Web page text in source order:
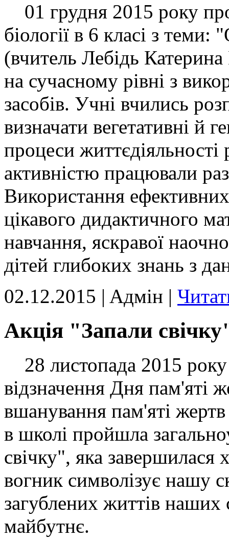
01 грудня 2015 року
біології в 6 класі з
(вчитель Лебідь
на сучасному рівні з
засобів. Учні вчились
визначати вегетативні й
процеси життєдіяльності
активністю працювали
Використання
цікавого дидактичного
навчання, яскравої
дітей глибоких знань з
02.12.2015 | Aдмін |
Акція "Запали
28 листопада 2015 року
відзначення Дня пам'яті
вшанування пам'яті
в школі пройшла
свічку", яка
вогник символізує нашу
загублених життів наших
майбутнє.